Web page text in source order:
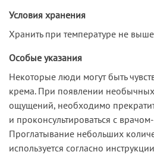
Условия хранения
Хранить при температуре не
Особые указания
Некоторые люди могут быть
крема. При появлении
ощущений, необходимо
и проконсультироваться с
Проглатывание небольших
используется согласно